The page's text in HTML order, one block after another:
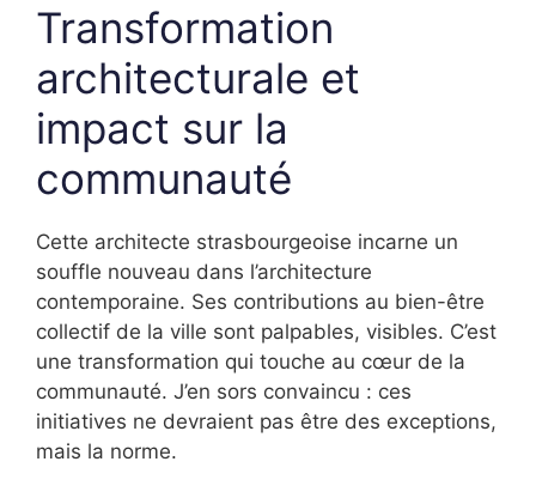
Transformation
architecturale et
impact sur la
communauté
Cette architecte strasbourgeoise incarne un
souffle nouveau dans l’architecture
contemporaine. Ses contributions au bien-être
collectif de la ville sont palpables, visibles. C’est
une transformation qui touche au cœur de la
communauté. J’en sors convaincu : ces
initiatives ne devraient pas être des exceptions,
mais la norme.